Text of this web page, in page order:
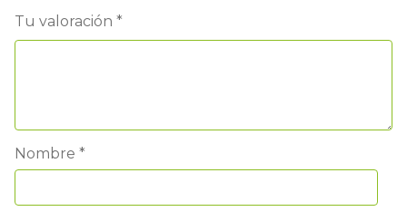
Tu valoración *
Nombre *